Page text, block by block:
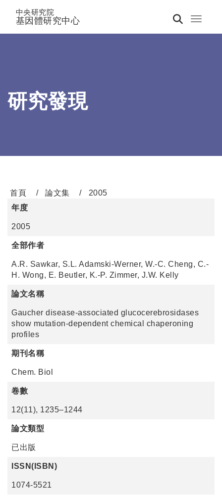
Toggle
中央研究院
基因體研究中心
研究發現
首頁 論文集
2005
年度
2005
全部作者
A.R. Sawkar, S.L. Adamski-Werner, W.-C. Cheng, C.-
H. Wong, E. Beutler, K.-P. Zimmer, J.W. Kelly
論文名稱
Gaucher disease-associated glucocerebrosidases
show mutation-dependent chemical chaperoning
profiles
期刊名稱
Chem. Biol
卷數
12(11), 1235–1244
論文類型
已出版
ISSN(ISBN)
1074-5521